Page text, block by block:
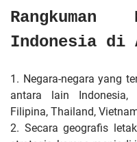
Indonesia di
1. Negara-negara yang
antara lain Indonesia,
Filipina, Thailand,
2. Secara geografis